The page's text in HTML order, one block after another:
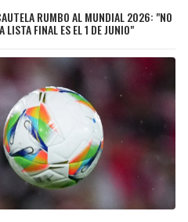
RUMBO AL MUNDIAL 2026: "NO
LISTA FINAL ES EL 1 DE JUNIO"